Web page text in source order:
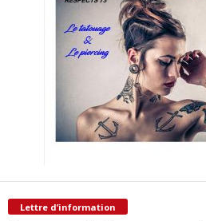
Lettre d’information